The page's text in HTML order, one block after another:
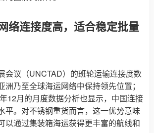
络连接度高，适合稳定批量
会议（UNCTAD）的班轮运输连接度数
洲乃至全球海运网络中保持领先位置；
12月的月度数据分析也显示，中国连接
平。对不锈钢重货而言，这一优势意味
以通过集装箱海运获得更丰富的航线和